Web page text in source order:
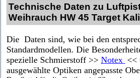
Technische Daten zu
Weihrauch HW 45 Target
Die Daten sind, wie bei den
Standardmodellen. Die
spezielle Schmierstoff >> Notex <<
ausgewählte Optiken angepasste